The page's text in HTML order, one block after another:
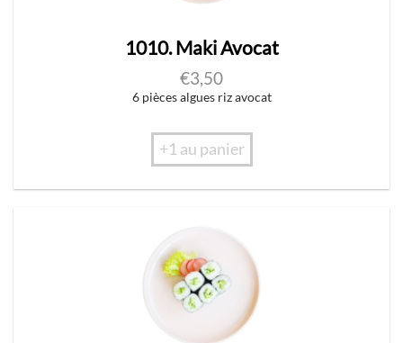
1010. Maki Avocat
€3,50
6 pièces algues riz avocat
+1 au panier